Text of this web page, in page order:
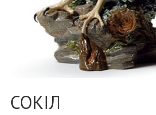
СОКІЛ